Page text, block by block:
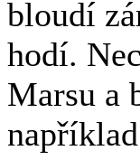
bloudí
hodí.
Marsu a